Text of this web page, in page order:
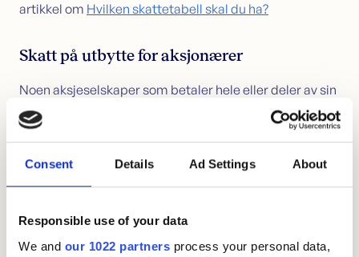
Consent Details Ad Settings About
Responsible use of your data
We and our 1022 partners process your personal data,
artikkel om Hvilken skattetabell skal du ha?
Skatt på utbytte for aksjonærer
Noen aksjeselskaper som betaler hele eller deler av sin
frie egenkapital som utbytte til sine aksjeeiere. Hvis du
eier aksjer må du betale skatt på det utbyttet du
som eier aksjer skattes du helt likt som vanlig inntekt. I
varierer. Skatt på utbyttet betales ved å betale